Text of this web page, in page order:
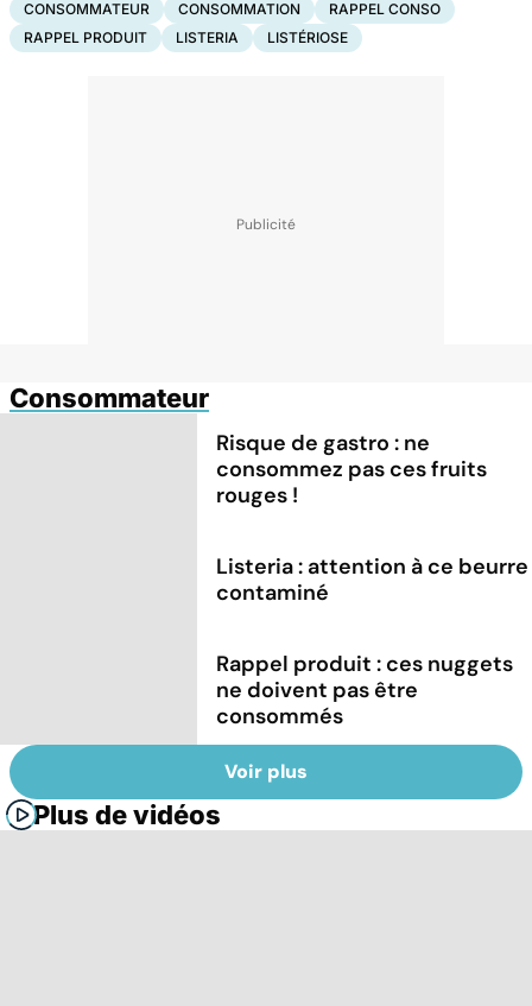
CONSOMMATEUR CONSOMMATION
RAPPEL CONSO
RAPPEL PRODUIT
LISTERIA LISTÉRIOSE
Consommateur
Risque de gastro : ne
consommez pas ces fruits
rouges !
Listeria : attention à ce beurre
contaminé
Rappel produit : ces nuggets
ne doivent pas être
consommés
Voir plus
Plus de vidéos